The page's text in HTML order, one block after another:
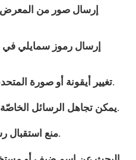
5 – تغيير أيقونة أو صورة المتحدث الشخصية في الدردشة.
6 – يمكن تجاهل الرسائل الخاصّة و العامة من شخص معين.
7 – منع استقبال رسائل خاصّة من الأشخاص.